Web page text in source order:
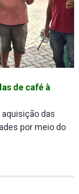
de café à
aquisição das
por meio do